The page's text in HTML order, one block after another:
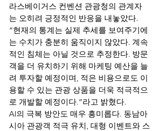
라스베이거스 컨벤션 관광청의 관계자
는 오히려 긍정적인 반응을 내놓았다.
“현재의 통계는 실제 추세를 보여주기에
는 수치가 충분히 움직이지 않았다. 계속
적인 침체는 아닐 것으로 추정한다. 방문
객을 더 유치하기 위해 마케팅 예산을 늘
려 투자할 예정이며, 적은 비용으로도 이
용할 수 있는 관광 상품을 더욱 적극적으
로 개발할 예정이다.”라고 밝혔다.
AI의 극복 방안도 매우 흥미롭다. 동남아
시아 관광객 적극 유치, 대형 이벤트와 스